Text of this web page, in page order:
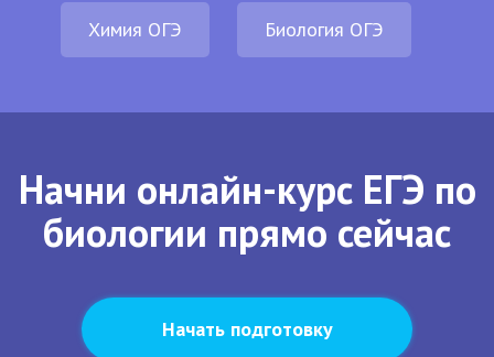
Химия ОГЭ Биология ОГЭ
Начни онлайн-курс ЕГЭ по
биологии прямо сейчас
Начать подготовку